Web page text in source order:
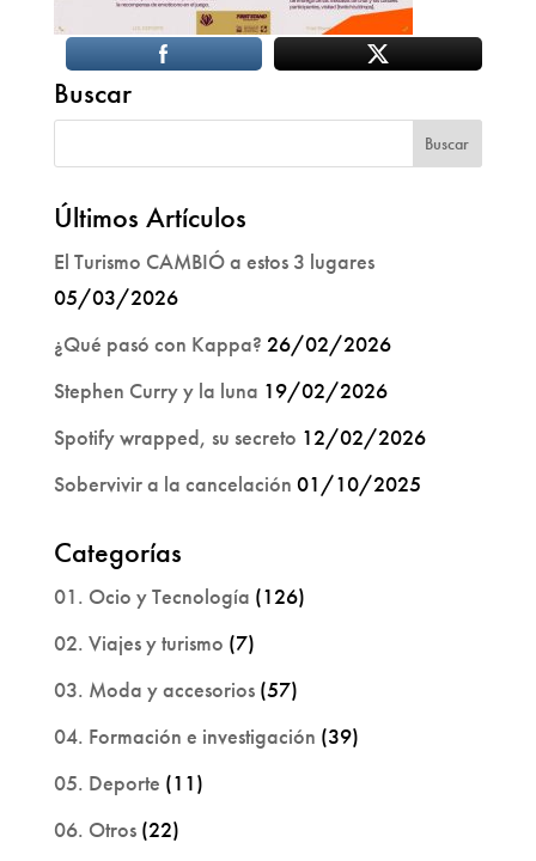
Buscar
Últimos Artículos
El Turismo CAMBIÓ a estos 3 lugares
05/03/2026
¿Qué pasó con Kappa? 26/02/2026
Stephen Curry y la luna 19/02/2026
Spotify wrapped, su secreto 12/02/2026
Sobervivir a la cancelación 01/10/2025
Categorías
01. Ocio y Tecnología (126)
02. Viajes y turismo (7)
03. Moda y accesorios(57)
04. Formación e investigación (39)
05. Deporte (11)
06. Otros(22)